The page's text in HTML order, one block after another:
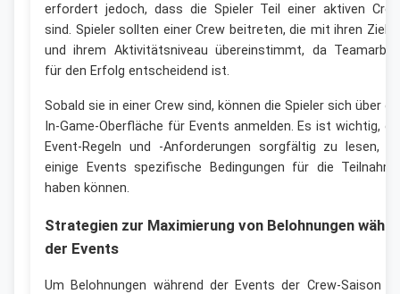
erfordert jedoch, dass die Spieler Teil einer aktiven
sind. Spieler sollten einer Crew beitreten, die mit ihren
und ihrem Aktivitätsniveau übereinstimmt, da
für den Erfolg entscheidend ist.
Sobald sie in einer Crew sind, können die Spieler sich über
In-Game-Oberfläche für Events anmelden. Es ist wichtig,
Event-Regeln und -Anforderungen sorgfältig zu lesen,
einige Events spezifische Bedingungen für die
haben können.
Strategien zur Maximierung von Belohnungen
der Events
Um Belohnungen während der Events der Crew-Saison